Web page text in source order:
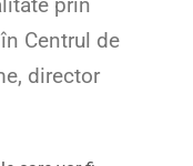
prin
Centrul de
director